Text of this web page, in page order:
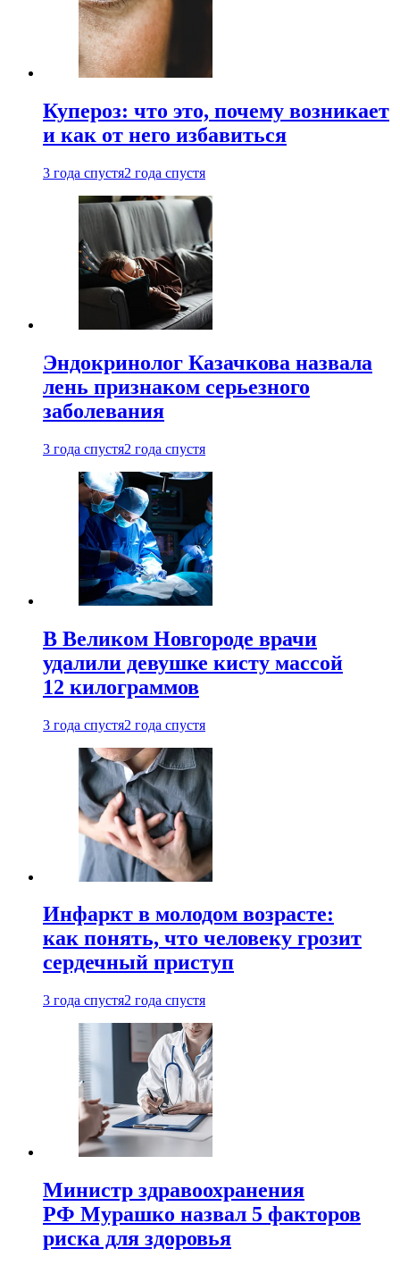
Купероз: что это, почему возникает
и как от него избавиться
3 года спустя2 года спустя
Эндокринолог Казачкова назвала
лень признаком серьезного
заболевания
3 года спустя2 года спустя
В Великом Новгороде врачи
удалили девушке кисту массой
12 килограммов
3 года спустя2 года спустя
Инфаркт в молодом возрасте:
как понять, что человеку грозит
сердечный приступ
3 года спустя2 года спустя
Министр здравоохранения
РФ Мурашко назвал 5 факторов
риска для здоровья